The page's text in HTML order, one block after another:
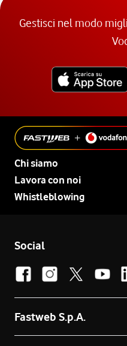
Gestisci nel modo
Chi siamo
Lavora con noi
Whistleblowing
Social
Fastweb S.p.A.